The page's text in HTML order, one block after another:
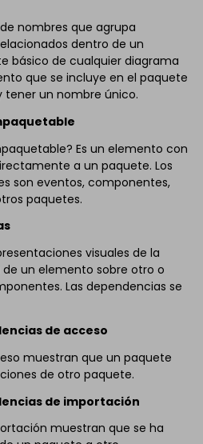
nombres que agrupa
dentro de un
básico de cualquier diagrama
que se incluye en el paquete
un nombre único.
Es un elemento con
a un paquete. Los
son eventos, componentes,
paquetes.
visuales de la
un elemento sobre otro o
Las dependencias se
de acceso
muestran que un paquete
de otro paquete.
de importación
muestran que se ha